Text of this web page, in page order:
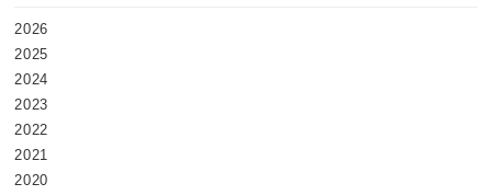
2026
2025
2024
2023
2022
2021
2020